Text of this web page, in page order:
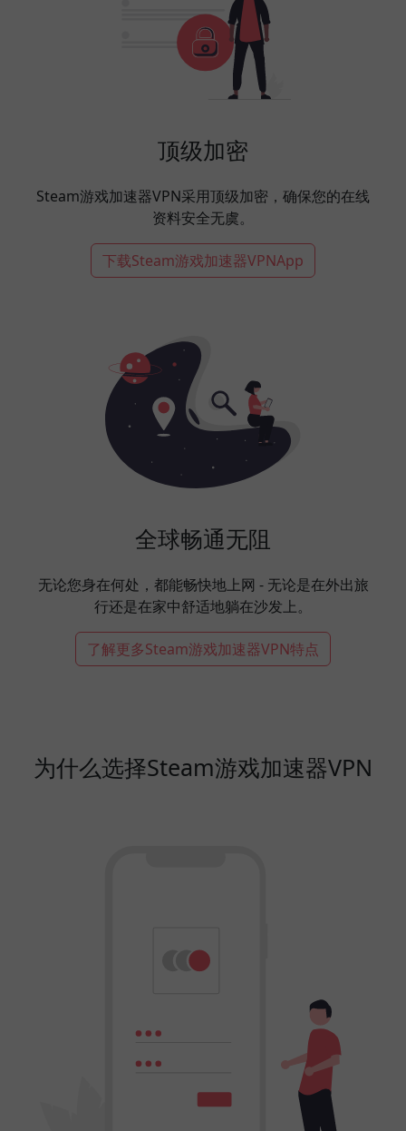
顶级加密
Steam游戏加速器VPN采用顶级加密，确保您的在线
资料安全无虞。
下载Steam游戏加速器VPNApp
全球畅通无阻
无论您身在何处，都能畅快地上网 - 无论是在外出旅
行还是在家中舒适地躺在沙发上。
了解更多Steam游戏加速器VPN特点
为什么选择Steam游戏加速器VPN